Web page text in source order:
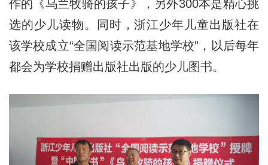
作的《乌兰牧骑的孩子》，另外300本是精心挑
选的少儿读物。同时，浙江少年儿童出版社在
该学校成立“全国阅读示范基地学校”，以后每年
都会为学校捐赠出版社出版的少儿图书。